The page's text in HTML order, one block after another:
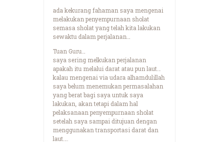
ada kekurang fahaman saya mengenai
melakukan penyempurnaan sholat
semasa sholat yang telah kita lakukan
sewaktu dalam perjalanan…
Tuan Guru…
saya sering melkukan perjalanan
apakah itu melalui darat atau pun laut…
kalau mengenai via udara alhamdulillah
saya belum menemukan permasalahan
yang berat bagi saya untuk saya
lakukan, akan tetapi dalam hal
pelaksanaan penyempurnaan sholat
setelah saya sampai ditujuan dengan
menggunakan transportasi darat dan
laut….